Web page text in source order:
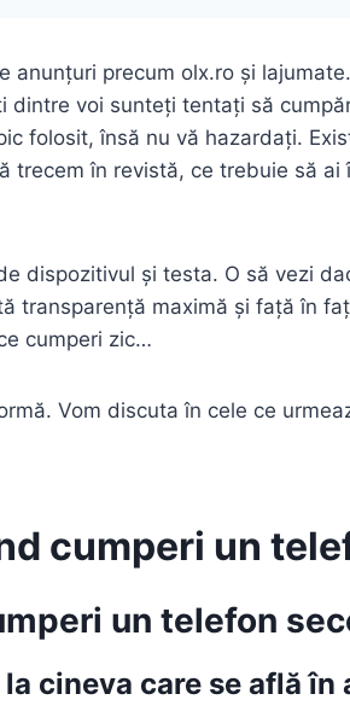
precum olx.ro și
voi sunteți tentați să
folosit, însă nu vă hazardați.
în revistă, ce trebuie să
dispozitivul și testa. O să vezi
transparență maximă și față în
cumperi zic…
Vom discuta în cele ce
cumperi un
un telefon
cineva care se află în